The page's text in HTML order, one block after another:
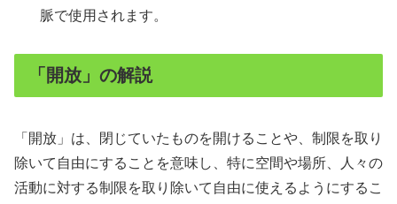
脈で使用されます。
「開放」の解説
「開放」は、閉じていたものを開けることや、制限を取り
除いて自由にすることを意味し、特に空間や場所、人々の
活動に対する制限を取り除いて自由に使えるようにするこ